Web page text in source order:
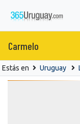
Carmelo
Estás en Uruguay